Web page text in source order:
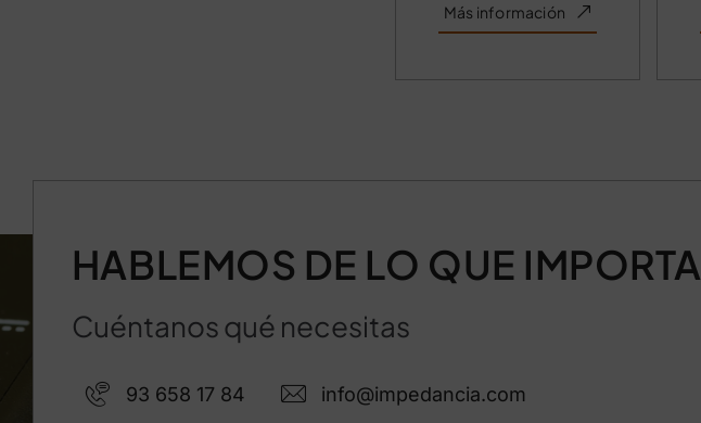
Más información
HABLEMOS DE LO QUE IMPORTA
Cuéntanos qué necesitas
93 658 17 84 info@impedancia.com